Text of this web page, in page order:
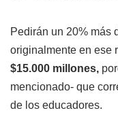
Pedirán un 20% más
originalmente en ese
$15.000 millones,
mencionado- que
de los educadores.